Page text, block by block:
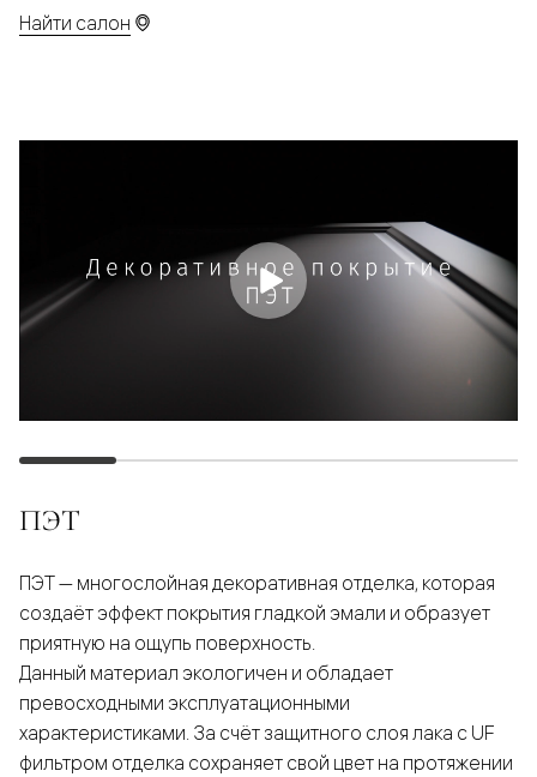
Найти салон
ПЭТ
ПЭТ — многослойная декоративная отделка, которая
создаёт эффект покрытия гладкой эмали и образует
приятную на ощупь поверхность.
Данный материал экологичен и обладает
превосходными эксплуатационными
характеристиками. За счёт защитного слоя лака с UF
фильтром отделка сохраняет свой цвет на протяжении